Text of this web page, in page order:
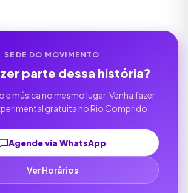
SEDE DO MOVIMENTO
parte dessa história?
e música no mesmo lugar. Venha fazer
gratuita no Rio Comprido.
Agende via WhatsApp
Ver Horários